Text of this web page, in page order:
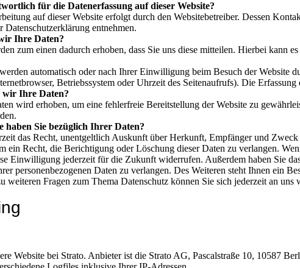
für die Datenerfassung auf dieser Website?
auf dieser Website erfolgt durch den Websitebetreiber. Dessen
Datenschutzerklärung entnehmen.
Ihre Daten?
zum einen dadurch erhoben, dass Sie uns diese mitteilen. Hierbei kann
automatisch oder nach Ihrer Einwilligung beim Besuch der Website
Betriebssystem oder Uhrzeit des Seitenaufrufs). Die
Ihre Daten?
wird erhoben, um eine fehlerfreie Bereitstellung der Website zu
haben Sie bezüglich Ihrer Daten?
das Recht, unentgeltlich Auskunft über Herkunft, Empfänger und
ein Recht, die Berichtigung oder Löschung dieser Daten zu verlangen.
Einwilligung jederzeit für die Zukunft widerrufen. Außerdem haben Sie
personenbezogenen Daten zu verlangen. Des Weiteren steht Ihnen ein
weiteren Fragen zum Thema Datenschutz können Sie sich jederzeit an uns
Website bei Strato. Anbieter ist die Strato AG, Pascalstraße 10, 10587